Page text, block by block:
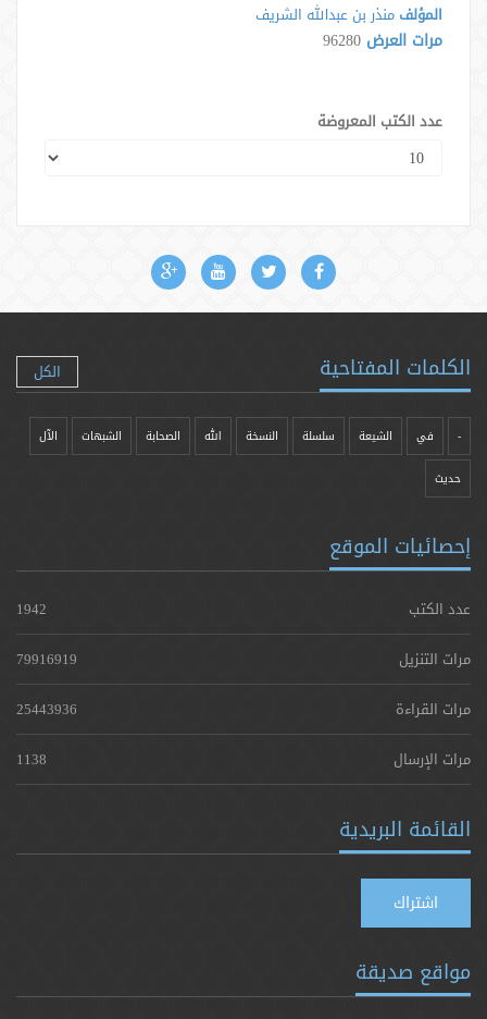
المؤلف منذر بن عبدالله الشریف
مرات العرض 96280
عدد الكتب المعروضة
الكلمات المفتاحية الكل
- في الشيعة سلسلة النسخة الله الصحابة الشبهات الآل
حدیث
إحصائيات الموقع
عدد الكتب
1942
مرات التنزيل
79916919
مرات القراءة
25443936
مرات الإرسال
1138
القائمة البريدية
اشتراك
مواقع صديقة